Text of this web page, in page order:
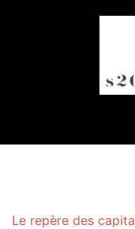
Le repère des